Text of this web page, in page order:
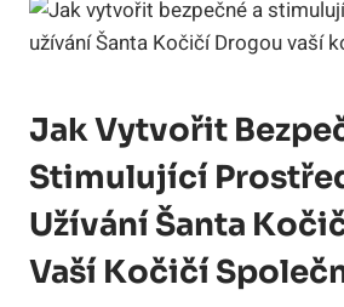
Jak Vytvořit
Stimulující
Užívání Šanta
Vaší Kočičí